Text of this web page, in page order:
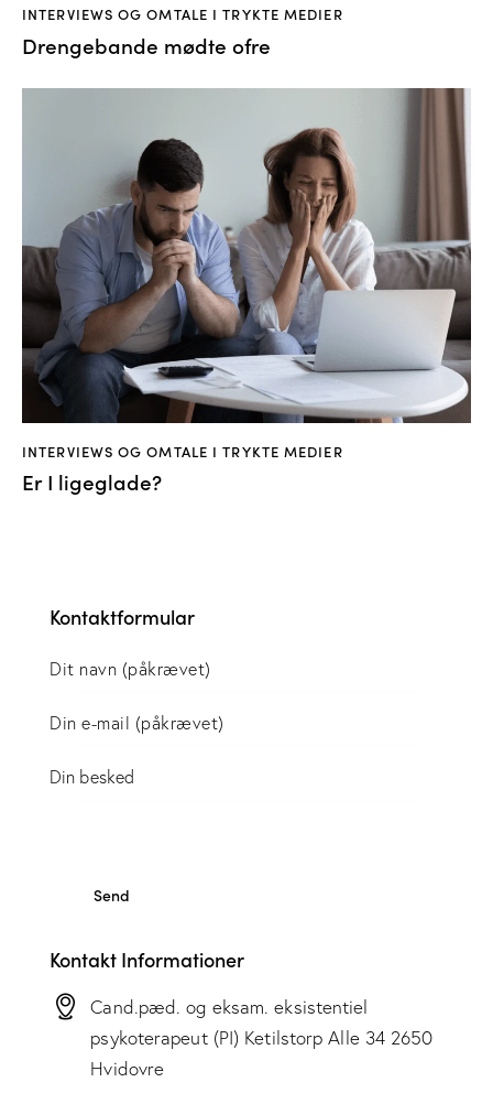
INTERVIEWS OG OMTALE I TRYKTE MEDIER
Drengebande mødte ofre
INTERVIEWS OG OMTALE I TRYKTE MEDIER
Er I ligeglade?
Kontaktformular
Kontakt Informationer
Cand.pæd. og eksam. eksistentiel
psykoterapeut (PI) Ketilstorp Alle 34 2650
Hvidovre